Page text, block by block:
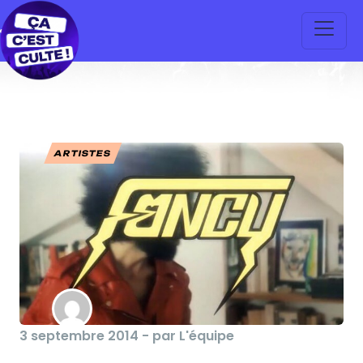
ARTISTES
3 septembre 2014 - par L'équipe